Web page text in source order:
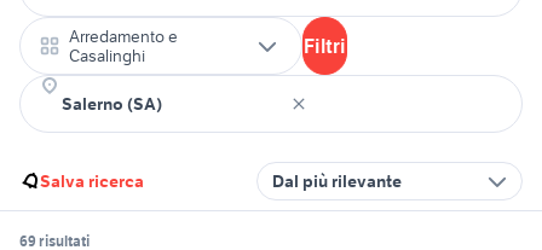
Arredamento e
Casalinghi
Filtri
Salva ricerca Dal più rilevante
69 risultati